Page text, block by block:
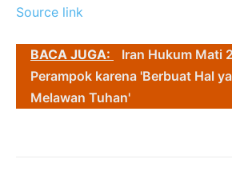
Source link
BACA JUGA:
Iran Hukum Mati 2
Perampok karena 'Berbuat Hal
Melawan Tuhan'